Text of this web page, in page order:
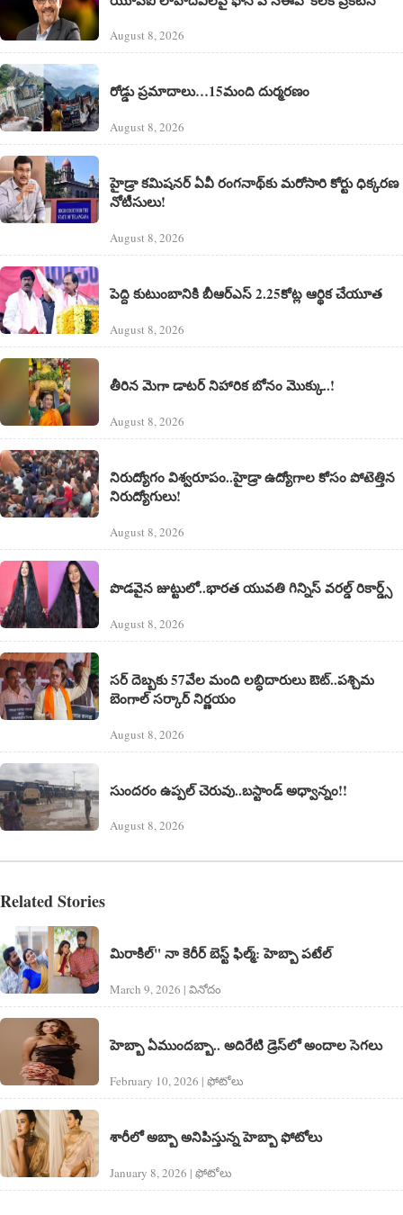
August 8, 2026
రోడ్డు ప్రమాదాలు…15మంది దుర్మరణం
August 8, 2026
హైడ్రా కమిషనర్ ఏవీ రంగనాథ్‌కు మరోసారి కోర్టు ధిక్కరణ
నోటీసులు!
August 8, 2026
పెద్ది కుటుంబానికి బీఆర్ఎస్ 2.25కోట్ల ఆర్థిక చేయూత
August 8, 2026
తీరిన మెగా డాటర్ నిహారిక బోనం మొక్కు..!
August 8, 2026
నిరుద్యోగం విశ్వరూపం..హైడ్రా ఉద్యోగాల కోసం పోటెత్తిన
నిరుద్యోగులు!
August 8, 2026
పొడవైన జుట్టులో..భారత యువతి గిన్నిస్ వరల్డ్ రికార్డ్స్
August 8, 2026
సర్ దెబ్బకు 57వేల మంది లబ్ధిదారులు ఔట్..పశ్చిమ
బెంగాల్ సర్కార్ నిర్ణయం
August 8, 2026
సుందరం ఉప్పల్ చెరువు..బస్టాండ్ అధ్వాన్నం!!
August 8, 2026
Related Stories
మిరాకిల్" నా కెరీర్ బెస్ట్ ఫిల్మ్: హెబ్బా పటేల్
March 9, 2026 | వినోదం
హెబ్బా ఏముందబ్బా.. అదిరేటి డ్రెస్‌లో అందాల సెగలు
February 10, 2026 | ఫోటోలు
శారీలో అబ్బా అనిపిస్తున్న హెబ్బా ఫోటోలు
January 8, 2026 | ఫోటోలు